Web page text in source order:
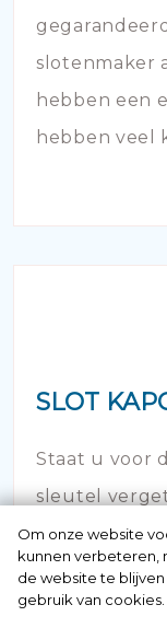
slotenmaker
hebben een
hebben veel
SLOT
Staat u voor
sleutel
maar bel
huis in!
Om onze website
kunnen verbeteren,
de website te
gebruik van cookies.